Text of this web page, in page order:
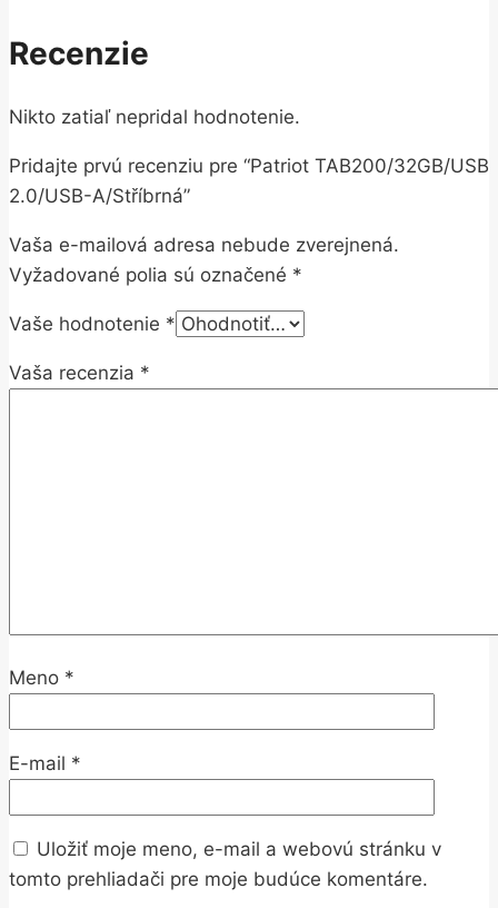
Recenzie
Nikto zatiaľ nepridal hodnotenie.
Pridajte prvú recenziu pre “Patriot TAB200/32GB/USB
2.0/USB-A/Stříbrná”
Vaša e-mailová adresa nebude zverejnená.
Vyžadované polia sú označené *
Vaše hodnotenie *
Vaša recenzia *
Meno *
E-mail *
Uložiť moje meno, e-mail a webovú stránku v
tomto prehliadači pre moje budúce komentáre.